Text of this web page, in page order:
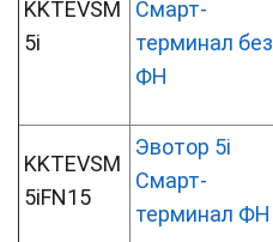
KKTEVSM
5i
Смарт-
терминал без
ФН
KKTEVSM
5iFN15
Эвотор 5i
Смарт-
терминал ФН